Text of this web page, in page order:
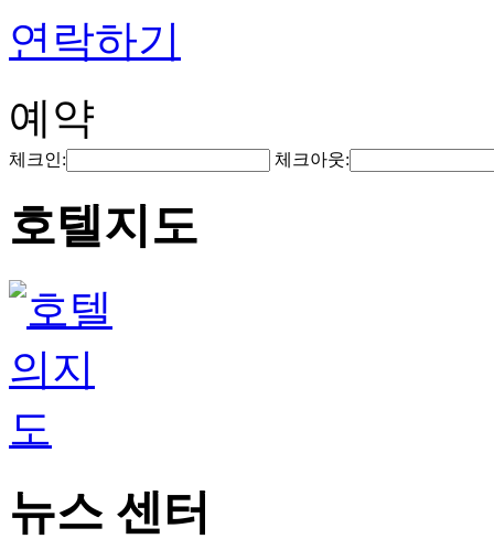
연락하기
예약
체크인: 체크아웃:
호텔지도
뉴스 센터